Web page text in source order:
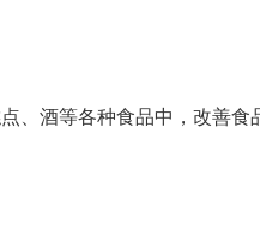
、酒等各种食品中，改善食